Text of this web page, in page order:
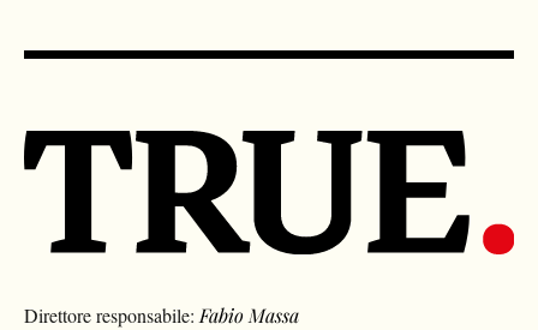
Direttore responsabile: Fabio Massa